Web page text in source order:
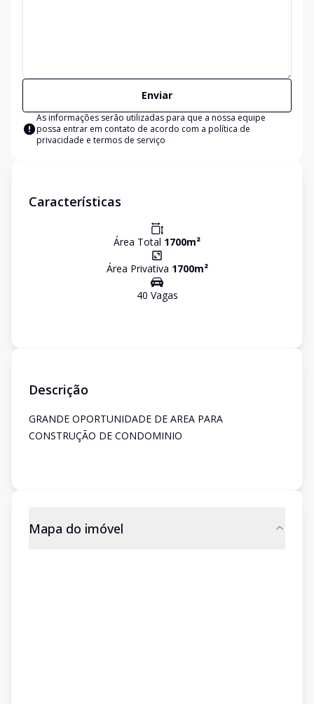
Enviar
As informações serão utilizadas para que a nossa equipe
possa entrar em contato de acordo com a política de
privacidade e termos de serviço
Características
Área Total 1700m²
Área Privativa 1700m²
40 Vagas
Descrição
GRANDE OPORTUNIDADE DE AREA PARA
CONSTRUÇÃO DE CONDOMINIO
Mapa do imóvel